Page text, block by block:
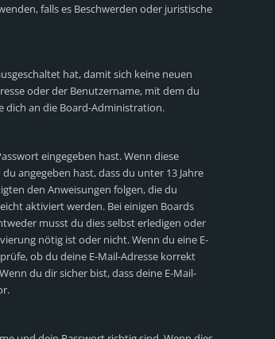
falls es Beschwerden oder juristische
hat, damit sich keine neuen
oder der Benutzername, mit dem du
dich an die Board-Administration.
eingegeben hast. Wenn diese
angegeben hast, dass du unter 13 Jahre
den Anweisungen folgen, die du
aktiviert werden. Bei einigen Boards
musst du dies selbst erledigen oder
nötig ist oder nicht. Wenn du eine E-
ob du deine E-Mail-Adresse korrekt
du dir sicher bist, dass deine E-Mail-